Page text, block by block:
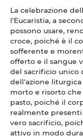
La celebrazione
l'Eucaristia, a
possono usare,
croce, poiché è il
sofferente e
offerto e il sangue
del sacrificio unico
dell'azione liturgica
morto e risorto che
pasto, poiché il
realmente
vero sacrificio,
attivo in modo